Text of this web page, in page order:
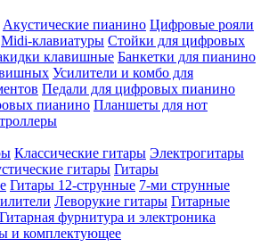
Акустические пианино Цифровые рояли
Midi-клавиатуры Стойки для цифровых
клавишные Банкетки для пианино
Усилители и комбо для
Педали для цифровых пианино
пианино Планшеты для нот
Классические гитары Электрогитары
гитары Гитары
Гитары 12-струнные 7-ми струнные
Леворукие гитары Гитарные
Гитарная фурнитура и электроника
и комплектующее